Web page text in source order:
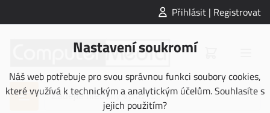
Přihlásit | Registrovat
Nastavení soukromí
Náš web potřebuje pro svou správnou funkci soubory cookies,
které využívá k technickým a analytickým účelům. Souhlasíte s
jejich použitím?